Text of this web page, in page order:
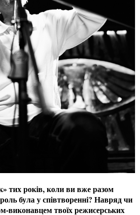
тих років, коли ви вже разом
була у співтворенні? Навряд чи
виконавцем твоїх режисерських